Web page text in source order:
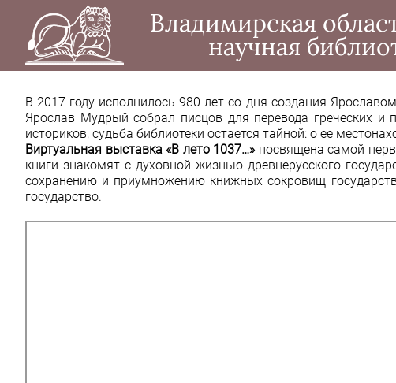
Владимирская
научная
В 2017 году исполнилось 980 лет со дня создания
Ярослав Мудрый собрал писцов для перевода греческих
историков, судьба библиотеки остается тайной: о ее
Виртуальная выставка «В лето 1037…»посвящена самой
книги знакомят с духовной жизнью древнерусского
сохранению и приумножению книжных сокровищ
государство.